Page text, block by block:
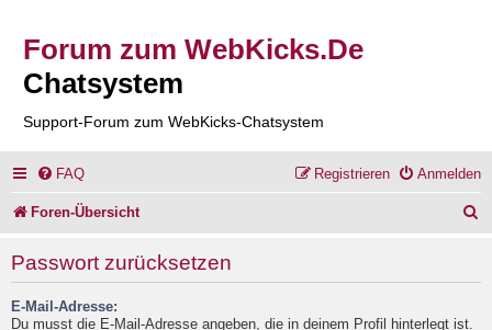
Forum zum WebKicks.De
Chatsystem
Support-Forum zum WebKicks-Chatsystem
FAQ Anmelden
Registrieren
Foren-Übersicht
Passwort zurücksetzen
E-Mail-Adresse:
Du musst die E-Mail-Adresse angeben, die in deinem Profil hinterlegt ist.